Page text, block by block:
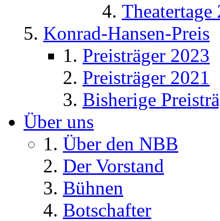
Theatertage
Konrad-Hansen-Preis
Preisträger 2023
Preisträger 2021
Bisherige
Über uns
Über den NBB
Der Vorstand
Bühnen
Botschafter